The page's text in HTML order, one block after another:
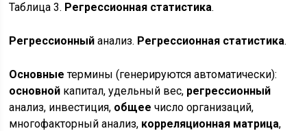
Таблица 3. Регрессионная статистика.
Регрессионный анализ. Регрессионная статистика.
Основные термины (генерируются автоматически):
основной капитал, удельный вес, регрессионный
анализ, инвестиция, общее число организаций,
многофакторный анализ, корреляционная матрица,